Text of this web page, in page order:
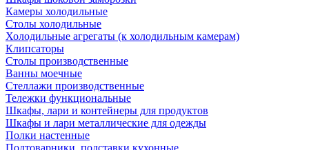
Камеры холодильные
Столы холодильные
Холодильные агрегаты (к холодильным камерам)
Клипсаторы
Столы производственные
Ванны моечные
Стеллажи производственные
Тележки функциональные
Шкафы, лари и контейнеры для продуктов
Шкафы и лари металлические для одежды
Полки настенные
Подтоварники, подставки кухонные